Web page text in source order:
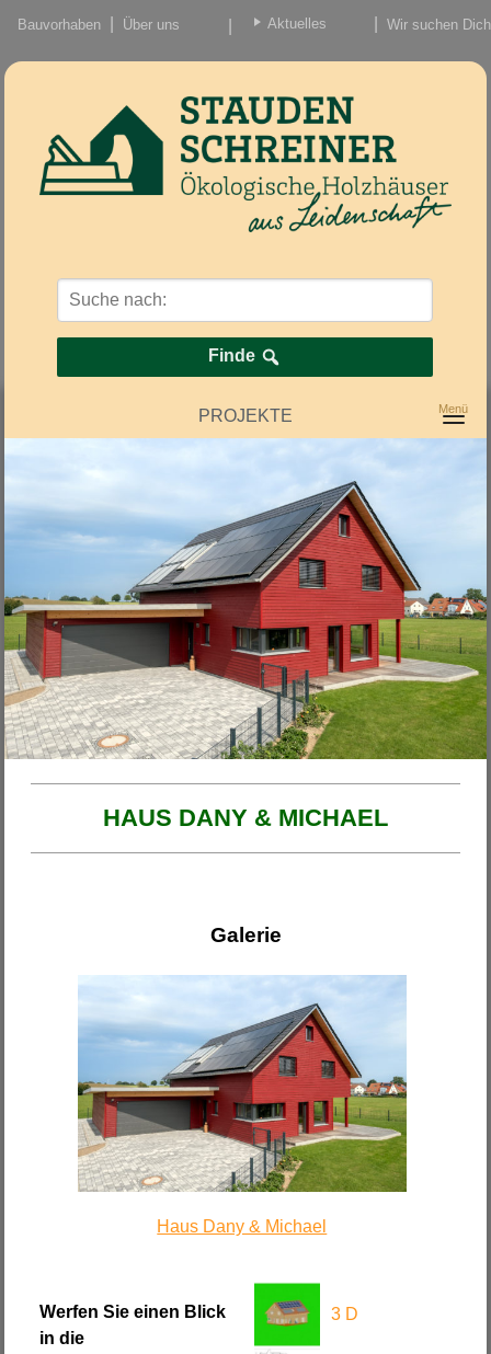
Bauvorhaben Über uns
Aktuelles
Nachrichten/Einzug
Wir suchen
Finde
PROJEKTE
Unsere Projekte
2026
Haus am Ende der Rosengasse
Anbau Michl
Anbau Handfest
Haus Wirth - Großkinsky
Haus Franzi
HAUS DANY & MICHAEL
Galerie
Haus Dany & Michael
Werfen Sie einen Blick
in die
3 D